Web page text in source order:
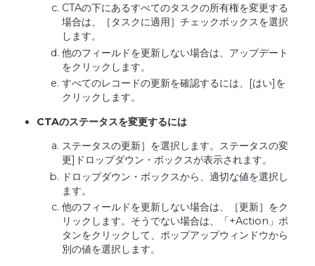
CTAの下にあるすべてのタスクの所有権を変更する
場合は、［タスクに適用］チェックボックスを選択
します。
他のフィールドを更新しない場合は、アップデート
をクリックします。
すべてのレコードの更新を確認するには、[はい]を
クリックします。
CTAのステータスを変更するには
ステータスの更新］を選択します。ステータスの変
更]ドロップダウン・ボックスが表示されます。
ドロップダウン・ボックスから、適切な値を選択し
ます。
他のフィールドを更新しない場合は、［更新］をク
リックします。そうでない場合は、「+Action」ボ
タンをクリックして、ポップアップウィンドウから
別の値を選択します。